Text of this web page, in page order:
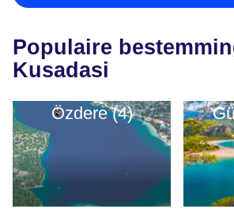
Populaire
Kusadasi
Özdere (4)